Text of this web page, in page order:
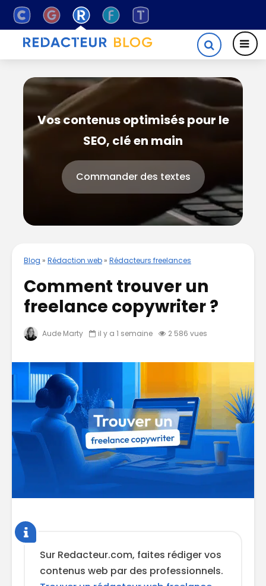
Vos contenus optimisés pour le
SEO, clé en main
Commander des textes
Blog » Rédaction web » Rédacteurs freelances
Comment trouver un
freelance copywriter ?
Aude Marty il y a 1 semaine 2 586 vues
Sur Redacteur.com, faites rédiger vos
contenus web par des professionnels.